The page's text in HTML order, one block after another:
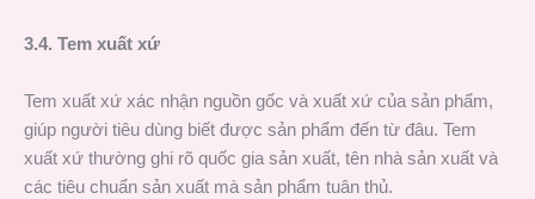
3.4. Tem xuất xứ
Tem xuất xứ xác nhận nguồn gốc và xuất xứ của sản phẩm,
giúp người tiêu dùng biết được sản phẩm đến từ đâu. Tem
xuất xứ thường ghi rõ quốc gia sản xuất, tên nhà sản xuất và
các tiêu chuẩn sản xuất mà sản phẩm tuân thủ.